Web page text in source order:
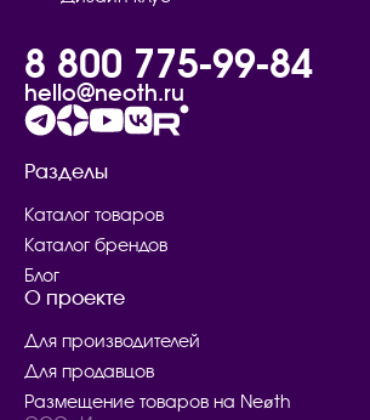
8 800 775-99-84
hello@neoth.ru
Разделы
Каталог товаров
Каталог брендов
Блог
О проекте
Для производителей
Для продавцов
Размещение товаров на Neøth